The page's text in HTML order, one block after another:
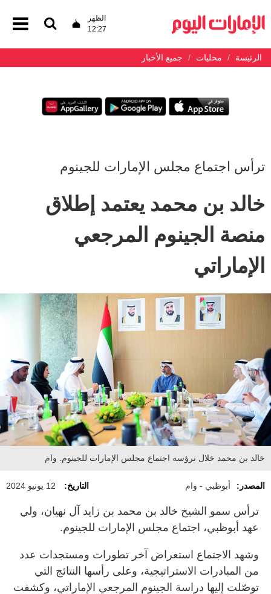
الظهر
12:27
الرئيسة محليات جميع الأخبار
ترأس اجتماع مجلس الإمارات للجينوم
خالد بن محمد يعتمد إطلاق
منصة الجينوم المرجعي
الإماراتي
خالد بن محمد خلال ترؤسه اجتماع مجلس الإمارات للجينوم. وام
المصدر: أبوظبي - وام التاريخ: 12 يونيو 2024
ترأس سمو الشيخ خالد بن محمد بن زايد آل نهيان، ولي
عهد أبوظبي، اجتماع مجلس الإمارات للجينوم.
وشهد الاجتماع استعراض آخر تطورات ومستجدات عدد
من المبادرات الاستراتيجية، وعلى رأسها النتائج التي
توصّلت إليها دراسة الجينوم المرجعي الإماراتي، وكشفت